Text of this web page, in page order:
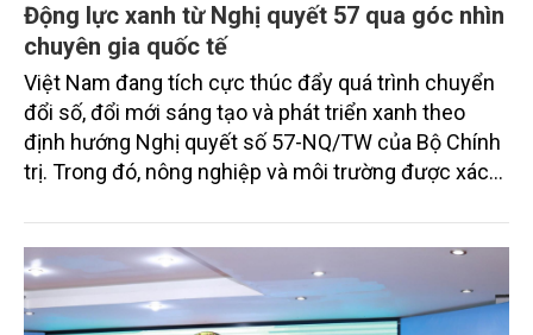
Động lực xanh từ Nghị quyết 57 qua góc nhìn
chuyên gia quốc tế
Việt Nam đang tích cực thúc đẩy quá trình chuyển
đổi số, đổi mới sáng tạo và phát triển xanh theo
định hướng Nghị quyết số 57-NQ/TW của Bộ Chính
trị. Trong đó, nông nghiệp và môi trường được xác
sắc bởi các tiến bộ công nghệ và cam kết bền vững
toàn cầu, đặc biệt là mục tiêu đưa phát thải ròng
bằng 0 (Net-Zero) vào năm 2050.